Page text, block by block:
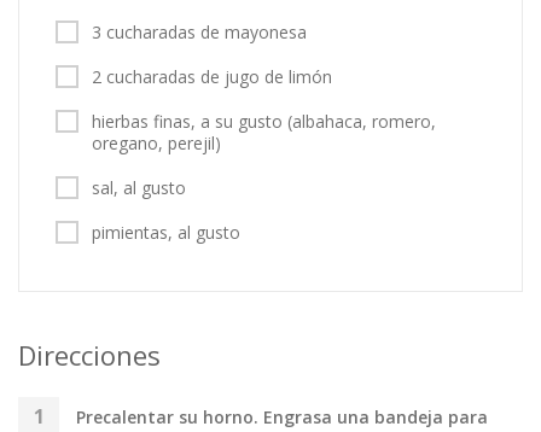
3 cucharadas de mayonesa
2 cucharadas de jugo de limón
hierbas finas, a su gusto (albahaca, romero,
oregano, perejil)
sal, al gusto
pimientas, al gusto
Direcciones
Precalentar su horno. Engrasa una bandeja para